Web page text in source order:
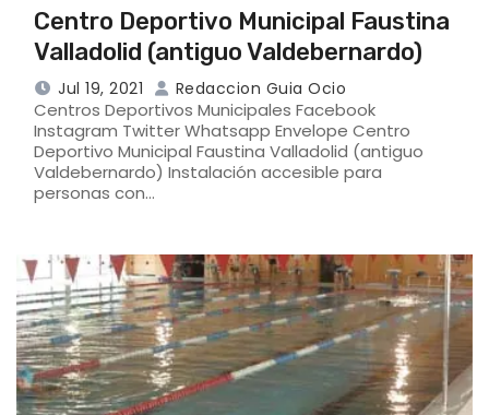
Centro Deportivo Municipal Faustina
Valladolid (antiguo Valdebernardo)
Jul 19, 2021 Redaccion Guia Ocio
Centros Deportivos Municipales Facebook
Instagram Twitter Whatsapp Envelope Centro
Deportivo Municipal Faustina Valladolid (antiguo
Valdebernardo) Instalación accesible para
personas con…